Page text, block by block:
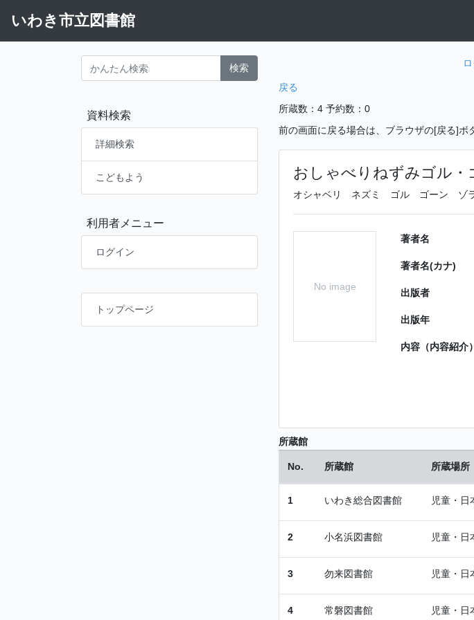
いわき市立図書館
検索
資料検索
詳細検索
こどもよう
利用者メニュー
ログイン
トップページ
戻る
所蔵数：4 予約数：0
前の画面に戻る場合は、ブラウザの[戻る]ボ
おしゃべりねずみゴル・
オシャベリ ネズミ ゴル ゴーン ゾ
No image
著者名
著者名(カナ)
出版者
出版年
内容（内容紹介）
所蔵館
No. 所蔵館 所蔵場所
1 いわき総合図書館 児童・
2 小名浜図書館 児童・
3 勿来図書館 児童・
4 常磐図書館 児童・